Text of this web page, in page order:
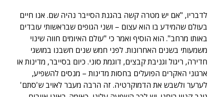
לדבריו, "אם יש מטרה קשה בהגנת הסייבר נהיה שם. אנו חיים
בעולם שהמידע בו הוא עצום – ושני הגופים שבראשותי עובדים
באותו מרחב". הוא הוסיף ואמר כי "עולם האיומים חווה שינוי
משמעותי בשנים האחרונות. לפני חמש שנים חשבנו במושגי
חדירה, ריגול וגניבת קבצים, דוגמת סוני. כיום בסייבר, מדינות או
ארגוני האקרים הפועלים בחסות מדינות – מנסים להשפיע,
לערער ולשבש את הדמוקרטיה. זה הרבה מעבר לאויב ש'סתם'